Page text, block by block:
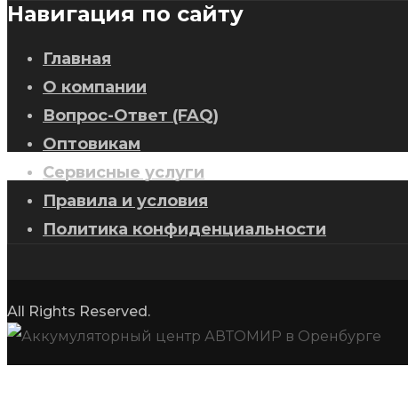
Навигация по сайту
Главная
О компании
Вопрос-Ответ (FAQ)
Оптовикам
Сервисные услуги
Правила и условия
Политика конфиденциальности
All Rights Reserved.